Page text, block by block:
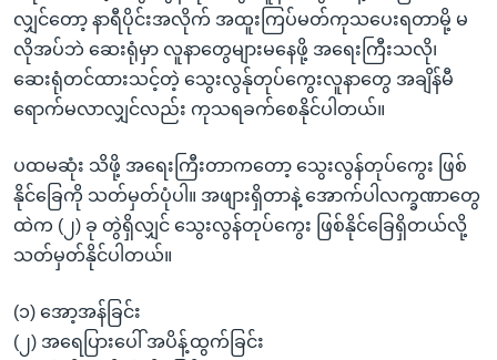
လျှင်တော့ နာရီပိုင်းအလိုက် အထူးကြပ်မတ်ကုသပေးရတာမို့ မ
လိုအပ်ဘဲ ဆေးရုံမှာ လူနာတွေများမနေဖို့ အရေးကြီးသလို၊
ဆေးရုံတင်ထားသင့်တဲ့ သွေးလွန်ုတုပ်ကွေးလူနာတွေ အချိန်မီ
ရောက်မလာလျှင်လည်း ကုသရခက်စေနိုင်ပါတယ်။
ပထမဆုံး သိဖို့ အရေးကြီးတာကတော့ သွေးလွန်တုပ်ကွေး ဖြစ်
နိုင်ခြေကို သတ်မှတ်ပုံပါ။ အဖျားရှိတာနဲ့ အောက်ပါလက္ခဏာတွေ
ထဲက (၂) ခု တွဲရှိလျှင် သွေးလွန်တုပ်ကွေး ဖြစ်နိုင်ခြေရှိတယ်လို့
သတ်မှတ်နိုင်ပါတယ်။
(၁) အော့အန်ခြင်း
(၂) အရေပြားပေါ် အပိန့်ထွက်ခြင်း